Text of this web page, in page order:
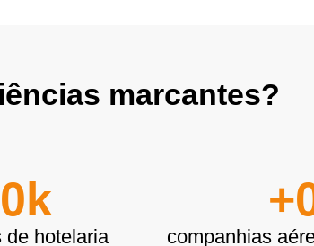
marcantes?
de hotelaria
0k
companhias
+